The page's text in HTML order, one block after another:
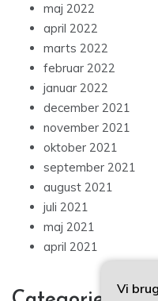
maj 2022
april 2022
marts 2022
februar 2022
januar 2022
december 2021
november 2021
oktober 2021
september 2021
august 2021
juli 2021
maj 2021
april 2021
Vi